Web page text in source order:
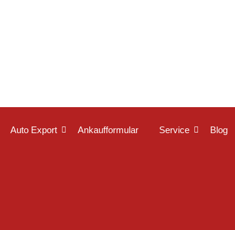
Auto Export Ankaufformular Service Blog